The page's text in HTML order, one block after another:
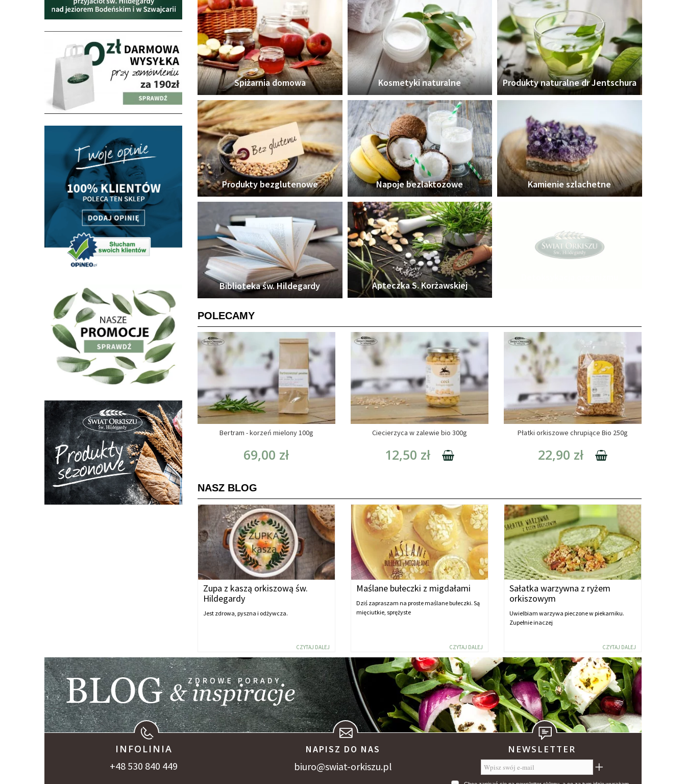
Spiżarnia domowa Kosmetyki naturalne Produkty naturalne dr Jentschura
Produkty bezglutenowe Napoje bezlaktozowe Kamienie szlachetne
Biblioteka św. Hildegardy Apteczka S. Korżawskiej
POLECAMY
Bertram - korzeń mielony 100g
69,00 zł
Ciecierzyca w zalewie bio 300g
12,50 zł
Płatki orkiszowe chrupiące Bio 250g
22,90 zł
NASZ BLOG
Zupa z kaszą orkiszową św.
Hildegardy
Jest zdrowa, pyszna i odżywcza.
CZYTAJ DALEJ
Maślane bułeczki z migdałami
Dziś zapraszam na proste maślane bułeczki. Są
mięciutkie, sprężyste
CZYTAJ DALEJ
Sałatka warzywna z ryżem
orkiszowym
Uwielbiam warzywa pieczone w piekarniku.
Zupełnie inaczej
CZYTAJ DALEJ
INFOLINIA
+48 530 840 449
NAPISZ DO NAS
biuro@swiat-orkiszu.pl
NEWSLETTER